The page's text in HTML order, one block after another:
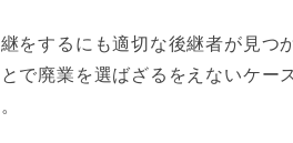
をするにも適切な後継者が見つ
で廃業を選ばざるをえないケー